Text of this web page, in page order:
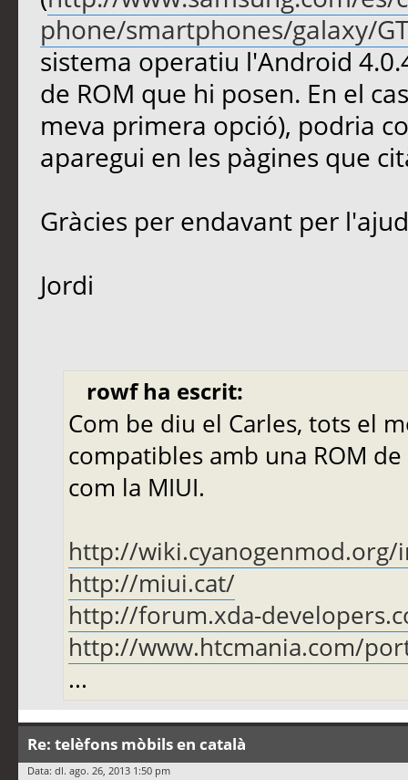
phone/smartphones/galaxy/
sistema operatiu l'Android
de ROM que hi posen. En el
meva primera opció), podria
aparegui en les pàgines que
Gràcies per endavant per
Jordi
rowf ha escrit:
Com be diu el Carles, tots el
compatibles amb una ROM
com la MIUI.
http://wiki.cyanogenmod.org/
http://miui.cat/
http://forum.xda-
http://www.htcmania.com/
...
Re: telèfons mòbils en català
Data: dl. ago. 26, 2013 1:50 pm